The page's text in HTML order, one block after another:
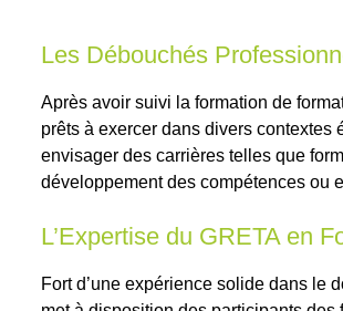
Les Débouchés
Après avoir suivi la formation de
prêts à exercer dans divers contextes
envisager des carrières telles que
développement des compétences ou
L’Expertise du GRETA en
Fort d’une expérience solide dans le